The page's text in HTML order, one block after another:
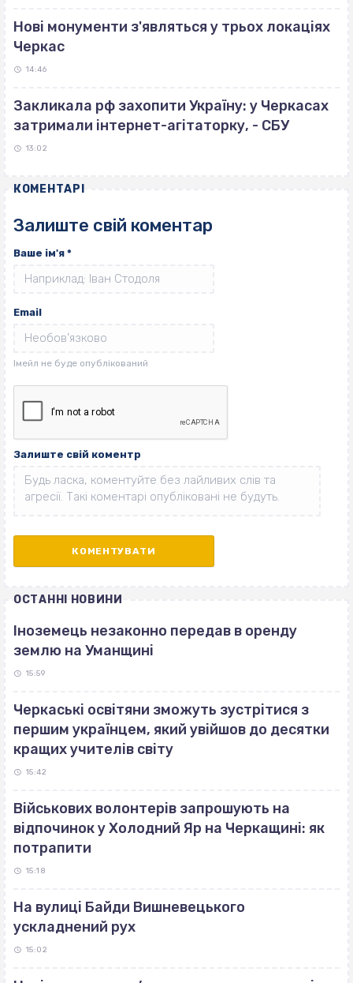
Нові монументи з'являться у трьох локаціях
Черкас
14:46
Закликала рф захопити Україну: у Черкасах
затримали інтернет-агітаторку, - СБУ
13:02
КОМЕНТАРІ
Залиште свій коментар
Ваше ім'я *
Email
Залиште свій коментр
ОСТАННІ НОВИНИ
Іноземець незаконно передав в оренду
землю на Уманщині
15:59
Черкаські освітяни зможуть зустрітися з
першим українцем, який увійшов до десятки
кращих учителів світу
15:42
Військових волонтерів запрошують на
відпочинок у Холодний Яр на Черкащині: як
потрапити
15:18
На вулиці Байди Вишневецького
ускладнений рух
15:02